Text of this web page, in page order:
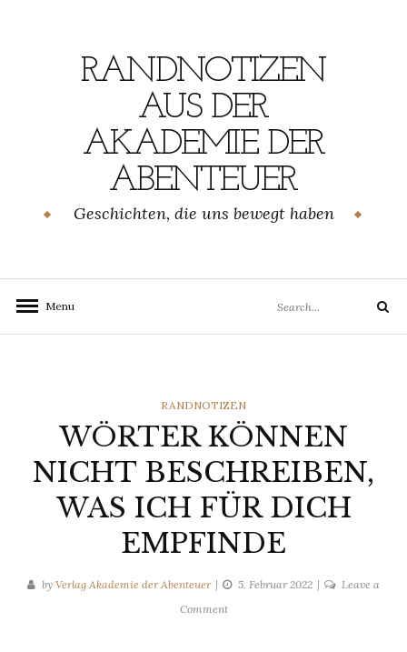
RANDNOTIZEN
AUS DER
AKADEMIE DER
ABENTEUER
Geschichten, die uns bewegt haben
Menu
for:
Search
CATEGORIES
RANDNOTIZEN
WÖRTER KÖNNEN
NICHT BESCHREIBEN,
WAS ICH FÜR DICH
EMPFINDE
by Verlag Akademie der Abenteuer 5. Februar 2022
Leave a
Commenton